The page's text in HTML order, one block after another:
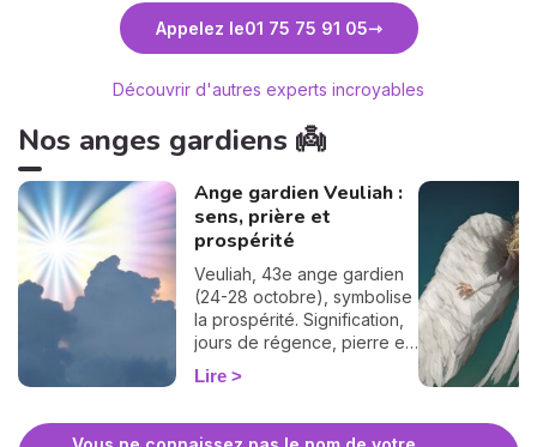
Découvrez Sabrina de Saint Ange
Appelez le01 75 75 91 05
Découvrir d'autres experts incroyables
Nos anges gardiens 👼
Ange gardien Veuliah :
sens, prière et
prospérité
Veuliah, 43e ange gardien
(24-28 octobre), symbolise
la prospérité. Signification,
jours de régence, pierre et
prière pour l'invoquer.
Lire